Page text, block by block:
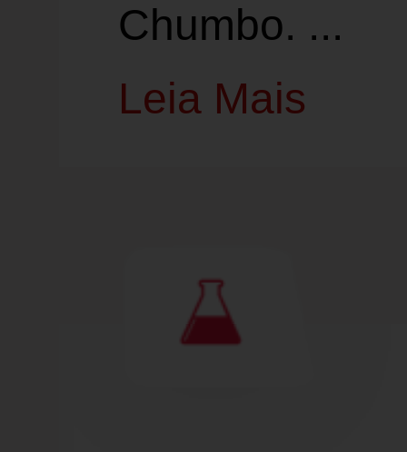
Chumbo. ...
Leia Mais